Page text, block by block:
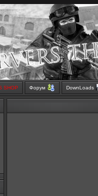
SHOP Форум DownLoads